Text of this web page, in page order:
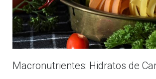
Macronutrientes: Hidratos de